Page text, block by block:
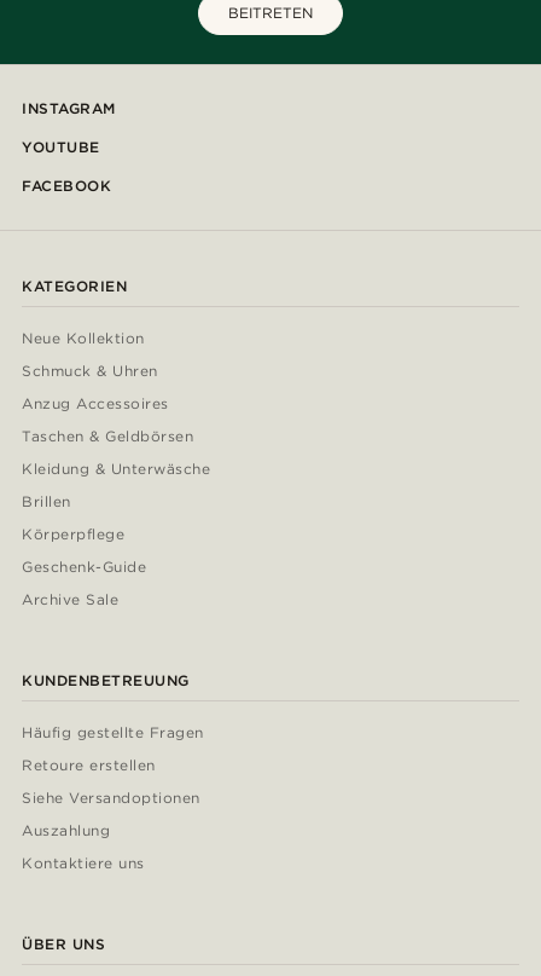
BEITRETEN
INSTAGRAM
YOUTUBE
FACEBOOK
KATEGORIEN
Neue Kollektion
Schmuck & Uhren
Anzug Accessoires
Taschen & Geldbörsen
Kleidung & Unterwäsche
Brillen
Körperpflege
Geschenk-Guide
Archive Sale
KUNDENBETREUUNG
Häufig gestellte Fragen
Retoure erstellen
Siehe Versandoptionen
Auszahlung
Kontaktiere uns
ÜBER UNS